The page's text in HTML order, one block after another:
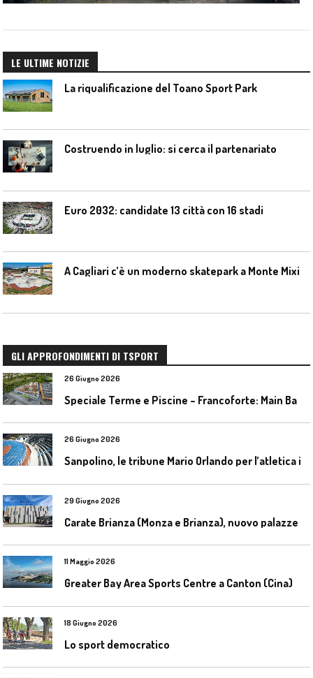
LE ULTIME NOTIZIE
La riqualificazione del Toano Sport Park
Costruendo in luglio: si cerca il partenariato
Euro 2032: candidate 13 città con 16 stadi
A Cagliari c’è un moderno skatepark a Monte Mixi
GLI APPROFONDIMENTI DI TSPORT
26 Giugno 2026
26 Giugno 2026
29 Giugno 2026
11 Maggio 2026
Greater Bay Area Sports Centre a Canton (Cina)
18 Giugno 2026
Lo sport democratico